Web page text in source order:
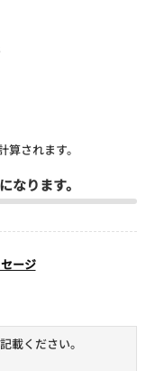
されます。
なります。
ージ